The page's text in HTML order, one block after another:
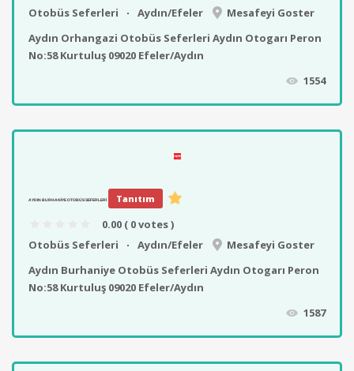
Otobüs Seferleri
Aydın/Efeler
Mesafeyi Goster
Aydın Orhangazi Otobüs Seferleri Aydın Otogarı Peron
No:58 Kurtuluş 09020 Efeler/Aydın
1554
AYDIN BURHANIYE OTOBÜS SEFERLERI Tanıtım
0.00 ( 0 votes )
Otobüs Seferleri
Aydın/Efeler
Mesafeyi Goster
Aydın Burhaniye Otobüs Seferleri Aydın Otogarı Peron
No:58 Kurtuluş 09020 Efeler/Aydın
1587